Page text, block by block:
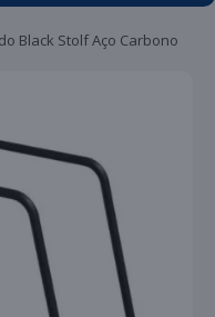
Black Stolf Aço Carbono